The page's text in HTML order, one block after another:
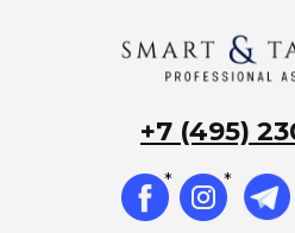
45
+7 (495)
* *